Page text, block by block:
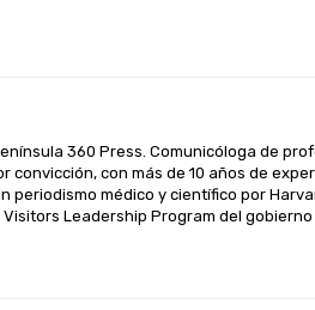
360 Press. Comunicóloga de
convicción, con más de 10 años de
periodismo médico y científico por
Leadership Program del gobierno